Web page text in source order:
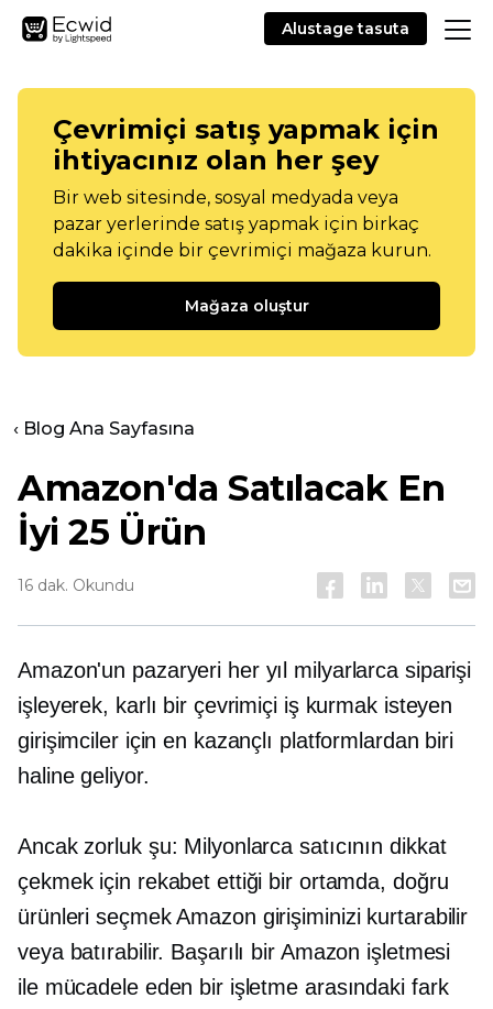
Alustage tasuta
Çevrimiçi satış yapmak için
ihtiyacınız olan her şey
Bir web sitesinde, sosyal medyada veya
pazar yerlerinde satış yapmak için birkaç
dakika içinde bir çevrimiçi mağaza kurun.
Mağaza oluştur
‹ Blog Ana Sayfasına
Amazon'da Satılacak En
İyi 25 Ürün
16 dak. Okundu
Amazon'un pazaryeri her yıl milyarlarca siparişi
işleyerek, karlı bir çevrimiçi iş kurmak isteyen
girişimciler için en kazançlı platformlardan biri
haline geliyor.
Ancak zorluk şu: Milyonlarca satıcının dikkat
çekmek için rekabet ettiği bir ortamda, doğru
ürünleri seçmek Amazon girişiminizi kurtarabilir
veya batırabilir. Başarılı bir Amazon işletmesi
ile mücadele eden bir işletme arasındaki fark